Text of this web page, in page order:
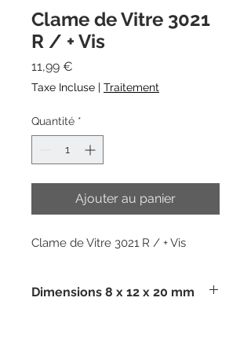
Clame de Vitre 3021
R / + Vis
11,99 €
Taxe Incluse | Traitement
Quantité *
Ajouter au panier
Clame de Vitre 3021 R / + Vis
Dimensions 8 x 12 x 20 mm